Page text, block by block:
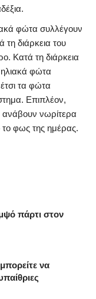
φώτα συλλέγουν
τη διάρκεια του
Κατά τη διάρκεια
φώτα
τα φώτα
Επιπλέον,
νωρίτερα
το φως της ημέρας.
πάρτι στον
να